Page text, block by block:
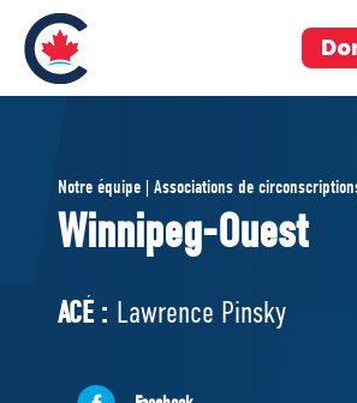
ÉQUIPE
Pierre Poilievre
Vos députés conservateurs
Cabinet fantôme
Exécutif national
Notre équipe | Associations de
Winnipeg-Ouest
ACÉ : Lawrence Pinsky